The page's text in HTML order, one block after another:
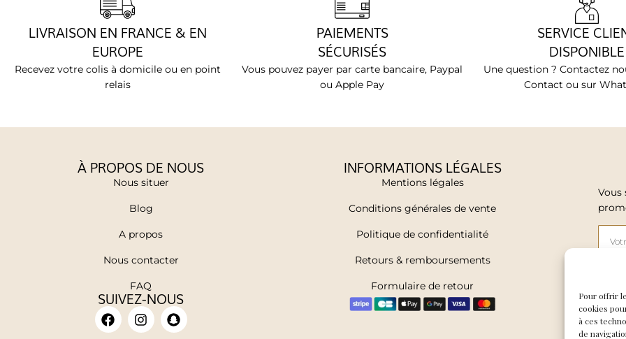
Pour offrir
cookies
à ces
de
LIVRAISON EN FRANCE & EN
EUROPE
Recevez votre colis à domicile ou en point
relais
PAIEMENTS
SÉCURISÉS
Vous pouvez payer par carte bancaire, Paypal
ou Apple Pay
SERVICE
DISPONIBLE
Une question ? Contactez
Contact ou sur
À PROPOS DE NOUS
Nous situer
Blog
A propos
Nous contacter
FAQ
SUIVEZ-NOUS
INFORMATIONS LÉGALES
Mentions légales
Conditions générales de vente
Politique de confidentialité
Retours & remboursements
Formulaire de retour
Vous